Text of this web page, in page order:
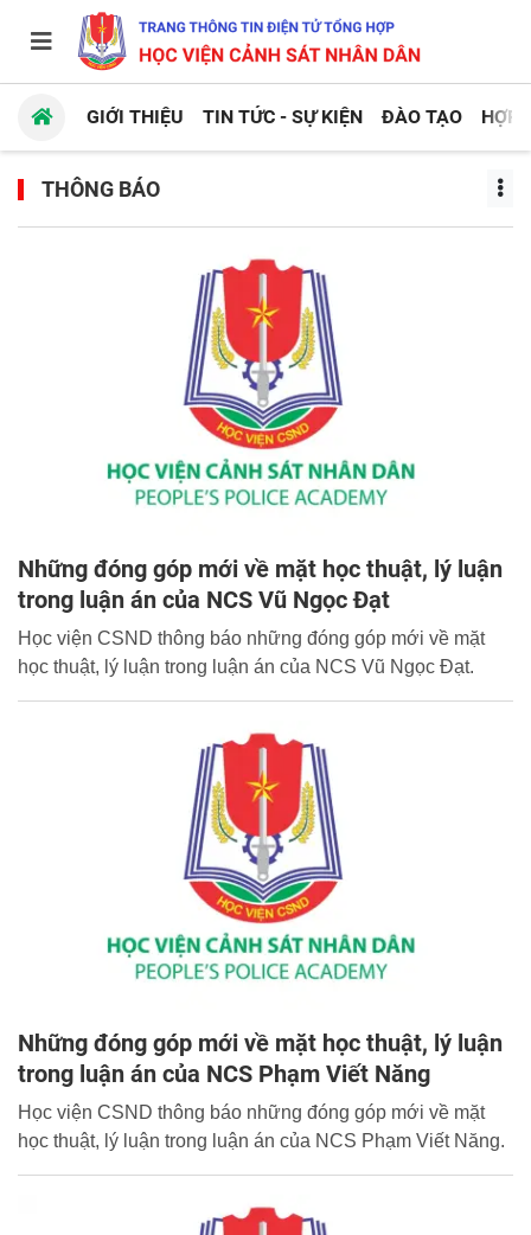
GIỚI THIỆU TIN TỨC - SỰ KIỆN ĐÀO TẠO HỢP
THÔNG BÁO
Những đóng góp mới về mặt học thuật, lý luận
trong luận án của NCS Vũ Ngọc Đạt
Học viện CSND thông báo những đóng góp mới về mặt
học thuật, lý luận trong luận án của NCS Vũ Ngọc Đạt.
Những đóng góp mới về mặt học thuật, lý luận
trong luận án của NCS Phạm Viết Năng
Học viện CSND thông báo những đóng góp mới về mặt
học thuật, lý luận trong luận án của NCS Phạm Viết Năng.